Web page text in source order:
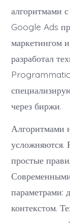
алгоритмами
Google Ads
маркетингом
разработал
через биржи.
Алгоритмами
усложняются.
простые
параметрами:
контекстом.